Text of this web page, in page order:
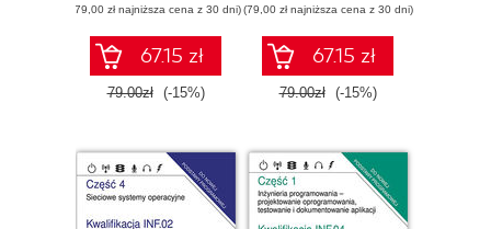
aplikacji. Część 2.
Programowanie
obiektowe.
Podręcznik do
nauki zawodu
(79,00 zł najniższa cena z 30 dni)
67.15 zł
79.00zł (-15%)
aplikacji. Część 3.
Aplikacje webowe.
Podręcznik do
nauki zawodu
technik
(79,00 zł najniższa cena z 30 dni)
67.15 zł
79.00zł (-15%)